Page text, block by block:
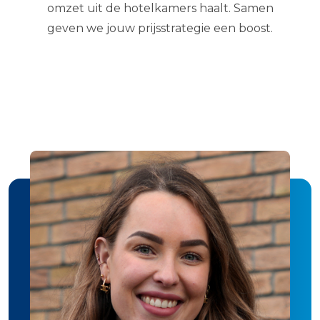
omzet uit de hotelkamers haalt. Samen
geven we jouw prijsstrategie een boost.